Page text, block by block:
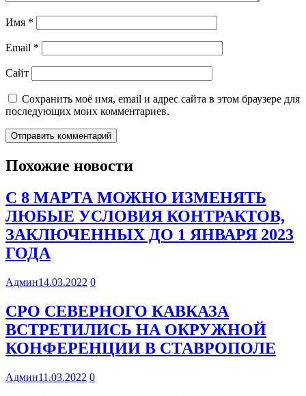
Имя *
Email *
Сайт
Сохранить моё имя, email и адрес сайта в этом браузере для
последующих моих комментариев.
Похожие новости
С 8 МАРТА МОЖНО ИЗМЕНЯТЬ
ЛЮБЫЕ УСЛОВИЯ КОНТРАКТОВ,
ЗАКЛЮЧЕННЫХ ДО 1 ЯНВАРЯ 2023
ГОДА
Админ14.03.2022 0
СРО СЕВЕРНОГО КАВКАЗА
ВСТРЕТИЛИСЬ НА ОКРУЖНОЙ
КОНФЕРЕНЦИИ В СТАВРОПОЛЕ
Админ11.03.2022 0